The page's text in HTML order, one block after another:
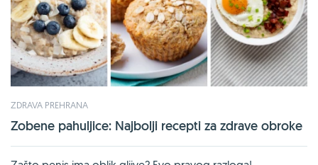
ZDRAVA PREHRANA
Zobene pahuljice: Najbolji recepti za zdrave obroke